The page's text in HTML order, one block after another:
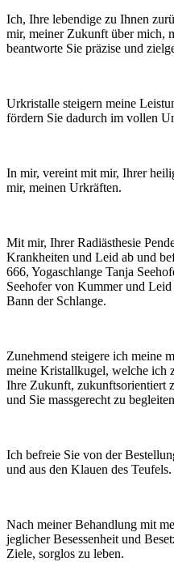
Ich, Ihre lebendige zu Ihnen
mir, meiner Zukunft über mich,
beantworte Sie präzise und
Urkristalle steigern meine
fördern Sie dadurch im vollen
In mir, vereint mit mir, Ihrer
mir, meinen Urkräften.
Mit mir, Ihrer Radiästhesie
Krankheiten und Leid ab und
666, Yogaschlange Tanja
Seehofer von Kummer und
Bann der Schlange.
Zunehmend steigere ich meine
meine Kristallkugel, welche ich
Ihre Zukunft, zukunftsorientiert
und Sie massgerecht zu
Ich befreie Sie von der
und aus den Klauen des Teufels.
Nach meiner Behandlung mit
jeglicher Besessenheit und
Ziele, sorglos zu leben.